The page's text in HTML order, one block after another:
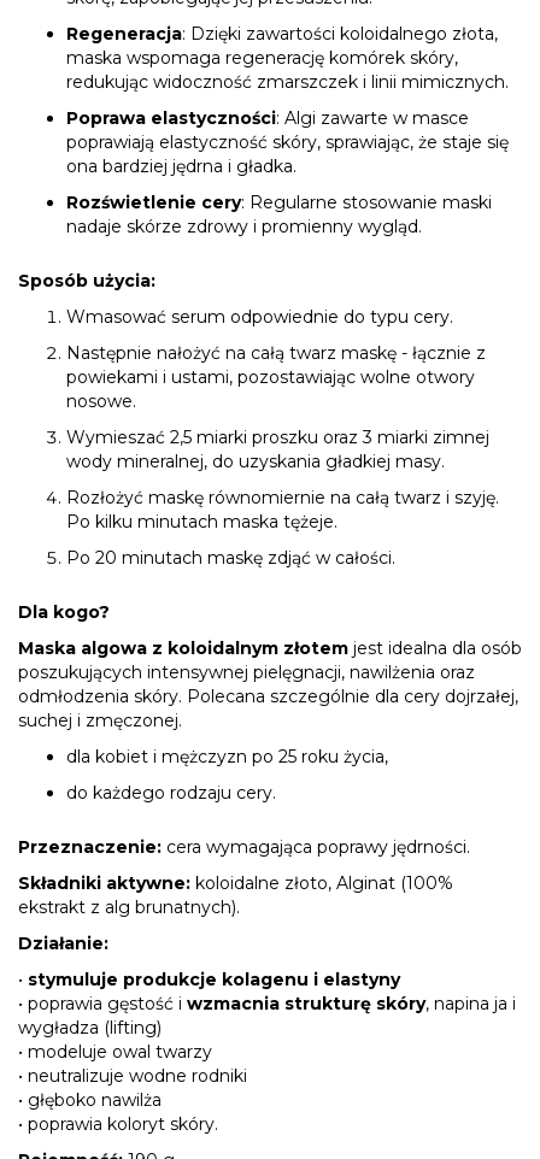
Regeneracja: Dzięki zawartości koloidalnego złota,
maska wspomaga regenerację komórek skóry,
redukując widoczność zmarszczek i linii mimicznych.
Poprawa elastyczności: Algi zawarte w masce
poprawiają elastyczność skóry, sprawiając, że staje się
ona bardziej jędrna i gładka.
Rozświetlenie cery: Regularne stosowanie maski
nadaje skórze zdrowy i promienny wygląd.
Sposób użycia:
Wmasować serum odpowiednie do typu cery.
Następnie nałożyć na całą twarz maskę - łącznie z
powiekami i ustami, pozostawiając wolne otwory
nosowe.
Wymieszać 2,5 miarki proszku oraz 3 miarki zimnej
wody mineralnej, do uzyskania gładkiej masy.
Rozłożyć maskę równomiernie na całą twarz i szyję.
Po kilku minutach maska tężeje.
Po 20 minutach maskę zdjąć w całości.
Dla kogo?
Maska algowa z koloidalnym złotem jest idealna dla osób
poszukujących intensywnej pielęgnacji, nawilżenia oraz
odmłodzenia skóry. Polecana szczególnie dla cery dojrzałej,
suchej i zmęczonej.
dla kobiet i mężczyzn po 25 roku życia,
do każdego rodzaju cery.
Przeznaczenie: cera wymagająca poprawy jędrności.
Składniki aktywne: koloidalne złoto, Alginat (100%
ekstrakt z alg brunatnych).
Działanie:
• stymuluje produkcje kolagenu i elastyny
• poprawia gęstość i wzmacnia strukturę skóry, napina ja i
wygładza (lifting)
• modeluje owal twarzy
• neutralizuje wodne rodniki
• głęboko nawilża
• poprawia koloryt skóry.